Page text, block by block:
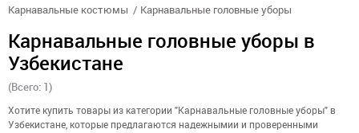
Карнавальные костюмы Карнавальные головные уборы
Карнавальные головные уборы в
Узбекистане
(Всего: 1)
Хотите купить товары из категории "Карнавальные головные уборы" в
Узбекистане, которые предлагаются надежнымии и проверенными